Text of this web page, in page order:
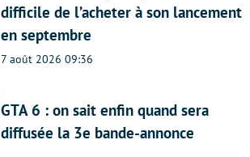
difficile de l’acheter à son lancement
en septembre
7 août 2026 09:36
GTA 6 : on sait enfin quand sera
diffusée la 3e bande-annonce